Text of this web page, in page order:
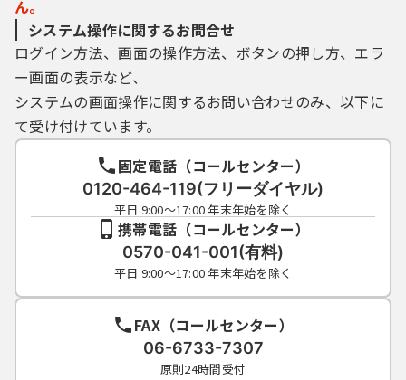
自治体及び協議会に対していかなる責任も負
担させないものとします。
（２）利用者は、適宜自己の行った電子申請
の処理状況の確認を行うものとし、確認した
結果、公文書の取得が可能な場合は速やかに
取得することとします。
（３）利用者は、電子申請を行うために必要
なすべての機器、ソフトウェア（県内自治体
または協議会が提供するものを除きます。）
を自己の負担において準備するものとしま
す。その際、必要な手続きは利用者が自己の
責任と費用で行うものとします。
必要に応じて利用者情報を協議会に届け出る
ものとします。
（２）前号の届出に対し、協議会は、利用者
ん。
システム操作に関するお問合せ
ログイン方法、画面の操作方法、ボタンの押し方、エラ
ー画面の表示など、
システムの画面操作に関するお問い合わせのみ、以下に
て受け付けています。
固定電話（コールセンター）
0120-464-119(フリーダイヤル)
平日 9:00～17:00 年末年始を除く
携帯電話（コールセンター）
0570-041-001(有料)
平日 9:00～17:00 年末年始を除く
FAX（コールセンター）
06-6733-7307
原則24時間受付